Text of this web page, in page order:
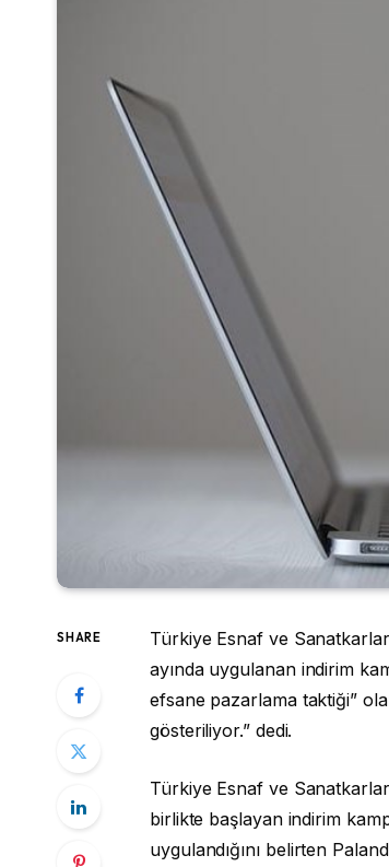
SHARE
Türkiye Esnaf ve
ayında uygulanan indirim
efsane pazarlama taktiği”
gösteriliyor.” dedi.
Türkiye Esnaf ve
birlikte başlayan indirim
uygulandığını belirten